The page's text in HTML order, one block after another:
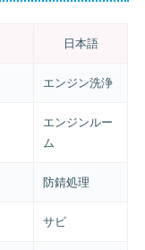
日本語
エンジン洗浄
エンジンルー
ム
防錆処理
サビ